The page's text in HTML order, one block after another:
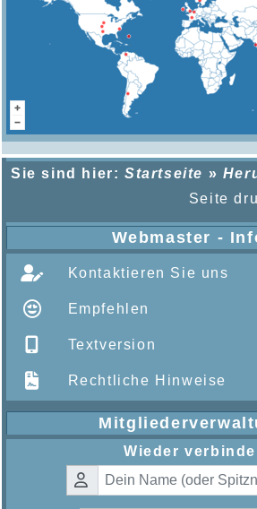
Sie sind hier: Startseite »
Seite
Webmaster -
Kontaktieren Sie uns
Empfehlen
Textversion
Rechtliche Hinweise
Wieder